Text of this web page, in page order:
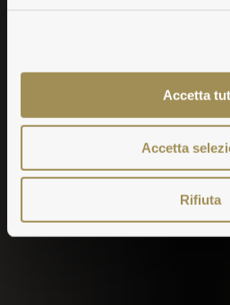
Accetta
Accetta
Rifiuta